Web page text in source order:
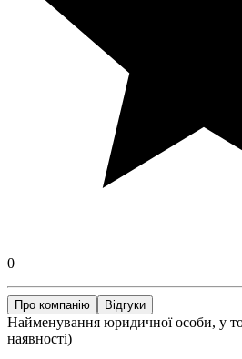
0
Про компанію Відгуки
Найменування юридичної особи, у
наявності)